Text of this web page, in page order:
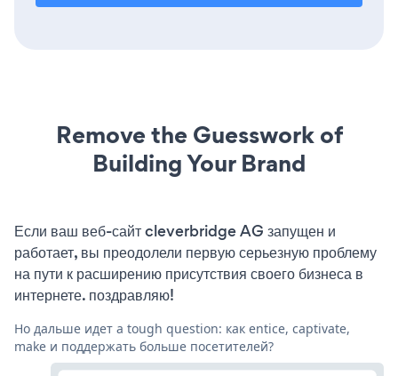
Remove the Guesswork of
Building Your Brand
Если ваш веб-сайт cleverbridge AG запущен и
работает, вы преодолели первую серьезную проблему
на пути к расширению присутствия своего бизнеса в
интернете. поздравляю!
Но дальше идет a tough question: как entice, captivate,
make и поддержать больше посетителей?